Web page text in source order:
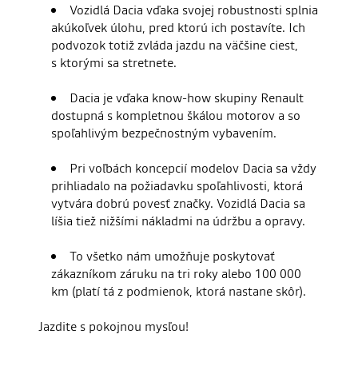
Vozidlá Dacia vďaka svojej robustnosti splnia
akúkoľvek úlohu, pred ktorú ich postavíte. Ich
podvozok totiž zvláda jazdu na väčšine ciest,
s ktorými sa stretnete.
Dacia je vďaka know-how skupiny Renault
dostupná s kompletnou škálou motorov a so
spoľahlivým bezpečnostným vybavením.
Pri voľbách koncepcií modelov Dacia sa vždy
prihliadalo na požiadavku spoľahlivosti, ktorá
vytvára dobrú povesť značky. Vozidlá Dacia sa
líšia tiež nižšími nákladmi na údržbu a opravy.
To všetko nám umožňuje poskytovať
zákazníkom záruku na tri roky alebo 100 000
km (platí tá z podmienok, ktorá nastane skôr).
Jazdite s pokojnou mysľou!